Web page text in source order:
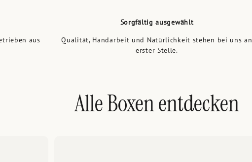
aus
Sorgfältig ausgewählt
Qualität, Handarbeit und Natürlichkeit stehen bei uns an
erster Stelle.
Alle Boxen entdecken